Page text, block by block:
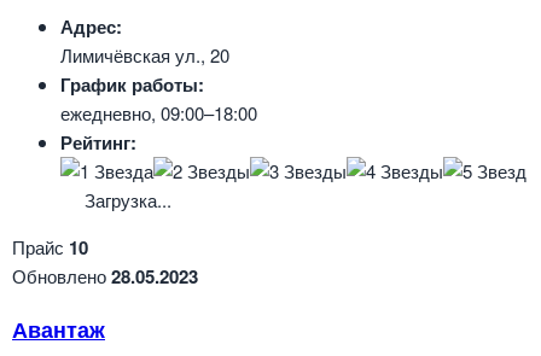
Адрес:
Лимичёвская ул., 20
График работы:
ежедневно, 09:00–18:00
Рейтинг:
Загрузка...
Прайс 10
Обновлено28.05.2023
Авантаж